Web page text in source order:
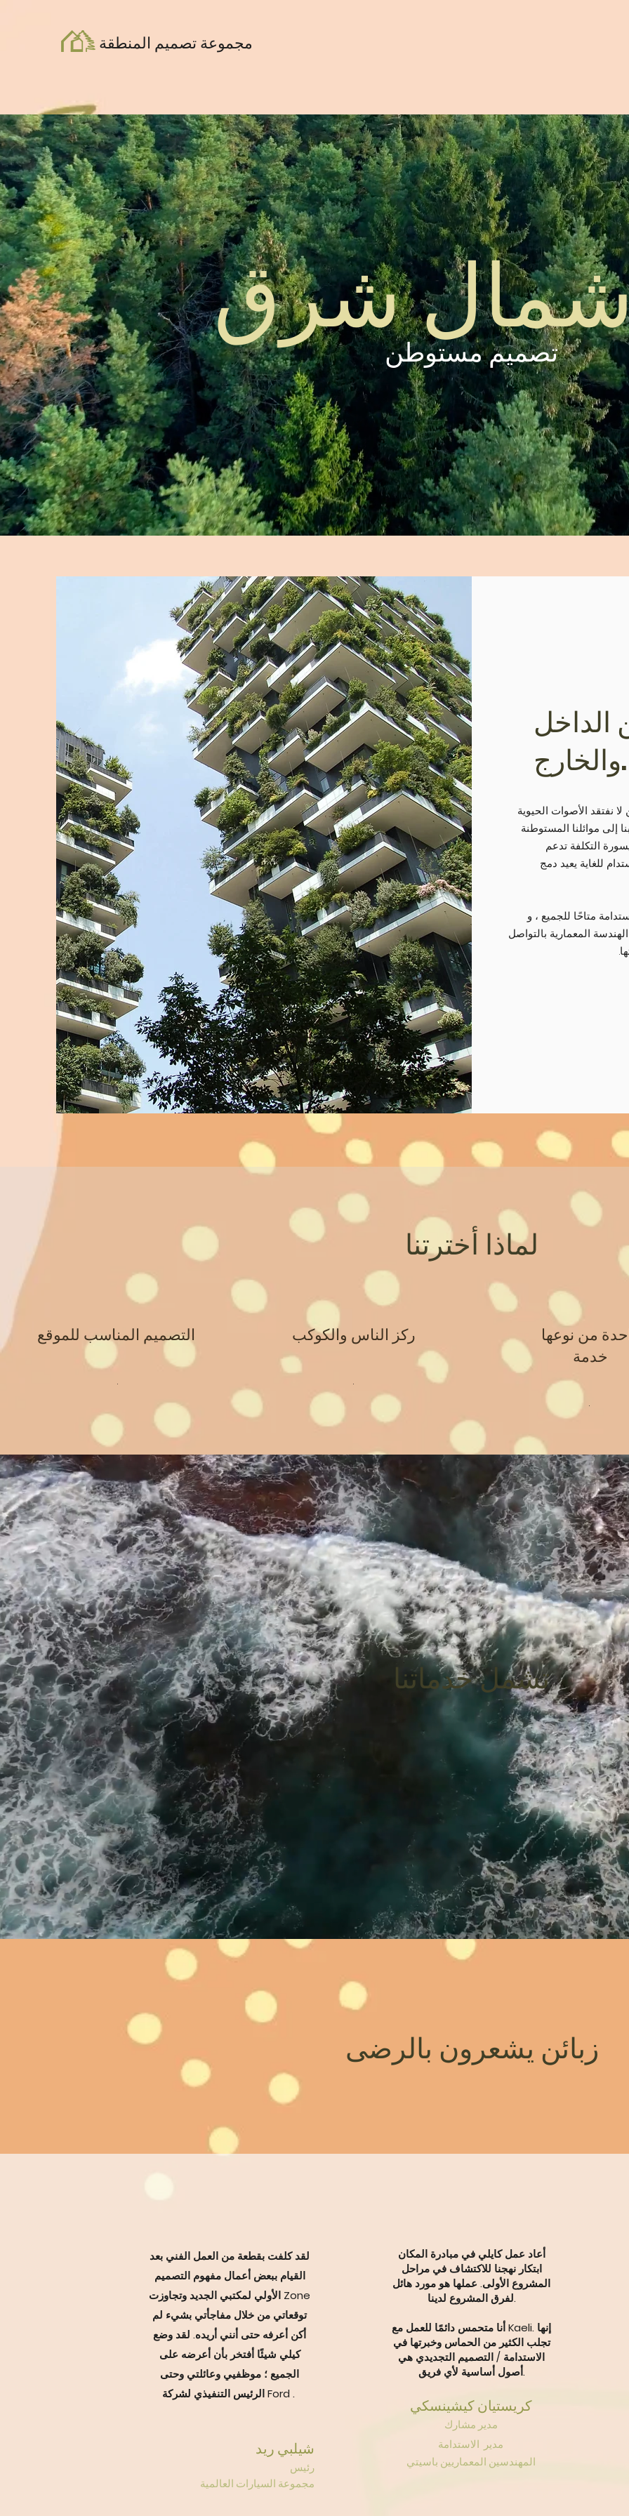
مجموعة تصميم المنطقة
شرقتصميم مستوطن
الداخل
والخارج.
نفتقد الأصوات الحيوية
إلى موائلنا المستوطنة
التكلفة تدعم
للغاية يعيد دمج
المعمارية بالتواصل
لماذا أخترتنا
التصميم المناسب للموقع
.
ركز الناس والكوكب
.
من نوعها
خدمة
.
تشمل خدماتنا
زبائن يشعرون بالرضى
لقد كلفت بقطعة من العمل الفني بعد
القيام ببعض أعمال مفهوم التصميم
الأولي لمكتبي الجديد وتجاوزت Zone
توقعاتي من خلال مفاجأتي بشيء لم
أكن أعرفه حتى أنني أريده. لقد وضع
كيلي شيئًا أفتخر بأن أعرضه على
الجميع ؛ موظفيي وعائلتي وحتى
الرئيس التنفيذي لشركة Ford .
شيلبي ريد
رئيس
مجموعة السيارات العالمية
أعاد عمل كايلي في مبادرة المكان
ابتكار نهجنا للاكتشاف في مراحل
المشروع الأولى. عملها هو مورد هائل
لفرق المشروع لدينا.
أنا متحمس دائمًا للعمل مع Kaeli. إنها
تجلب الكثير من الحماس وخبرتها في
الاستدامة / التصميم التجديدي هي
أصول أساسية لأي فريق.
كريستيان كيشينسكي
مدير مشارك
مدير الاستدامة
المهندسين المعماريين باسيتي